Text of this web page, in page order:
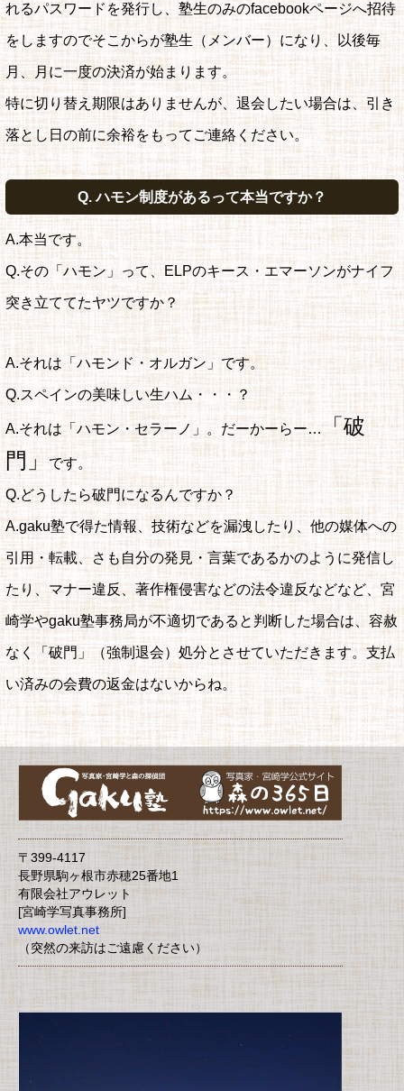
れるパスワードを発行し、塾生のみのfacebookページへ招待
をしますのでそこからが塾生（メンバー）になり、以後毎
月、月に一度の決済が始まります。
特に切り替え期限はありませんが、退会したい場合は、引き
落とし日の前に余裕をもってご連絡ください。
Q. ハモン制度があるって本当ですか？
A.本当です。
Q.その「ハモン」って、ELPのキース・エマーソンがナイフ
突き立ててたヤツですか？
A.それは「ハモンド・オルガン」です。
Q.スペインの美味しい生ハム・・・？
A.それは「ハモン・セラーノ」。だーかーらー…「破
門」
です。
Q.どうしたら破門になるんですか？
A.gaku塾で得た情報、技術などを漏洩したり、他の媒体への
引用・転載、さも自分の発見・言葉であるかのように発信し
たり、マナー違反、著作権侵害などの法令違反などなど、宮
崎学やgaku塾事務局が不適切であると判断した場合は、容赦
なく「破門」（強制退会）処分とさせていただきます。支払
い済みの会費の返金はないからね。
〒399-4117
長野県駒ヶ根市赤穂25番地1
有限会社アウレット
[宮崎学写真事務所]
www.owlet.net
（突然の来訪はご遠慮ください）